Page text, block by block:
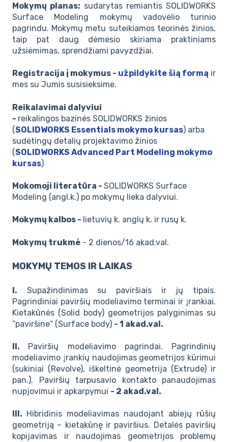
Mokymų planas: sudarytas remiantis SOLIDWORKS
Surface Modeling mokymų vadovėlio turinio
pagrindu. Mokymų metu suteikiamos teorinės žinios,
taip pat daug dėmesio skiriama praktiniams
užsiėmimas, sprendžiami pavyzdžiai.
Registracija į mokymus - užpildykite šią formą ir
mes su Jumis susisieksime.
Reikalavimai dalyviui
- reikalingos bazinės SOLIDWORKS žinios
(SOLIDWORKS Essentials mokymo kursas) arba
sudėtingų detalių projektavimo žinios
(SOLIDWORKS Advanced Part Modeling mokymo
kursas)
Mokomoji literatūra - SOLIDWORKS Surface
Modeling (angl.k.) po mokymų lieka dalyviui.
Mokymų kalbos - lietuvių k. anglų k. ir rusų k.
Mokymų trukmė - 2 dienos/16 akad.val.
MOKYMŲ TEMOS IR LAIKAS
I. Supažindinimas su paviršiais ir jų tipais.
Pagrindiniai paviršių modeliavimo terminai ir įrankiai.
Kietakūnės (Solid body) geometrijos palyginimas su
”paviršine“ (Surface body) - 1 akad.val.
II. Paviršių modeliavimo pagrindai. Pagrindinių
modeliavimo įrankių naudojimas geometrijos kūrimui
(sukiniai (Revolve), iškeltinė geometrija (Extrude) ir
pan.). Paviršių tarpusavio kontakto panaudojimas
nupjovimui ir apkarpymui - 2 akad.val.
III. Hibridinis modeliavimas naudojant abiejų rūšių
geometriją – kietakūnę ir paviršius. Detalės paviršių
kopijavimas ir naudojimas geometrijos problemų